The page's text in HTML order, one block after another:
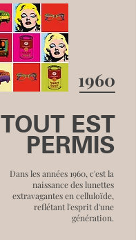
1960
TOUT EST
PERMIS
Dans les années 1960, c'est la
naissance des lunettes
extravagantes en celluloïde,
reflétant l'esprit d'une
génération.